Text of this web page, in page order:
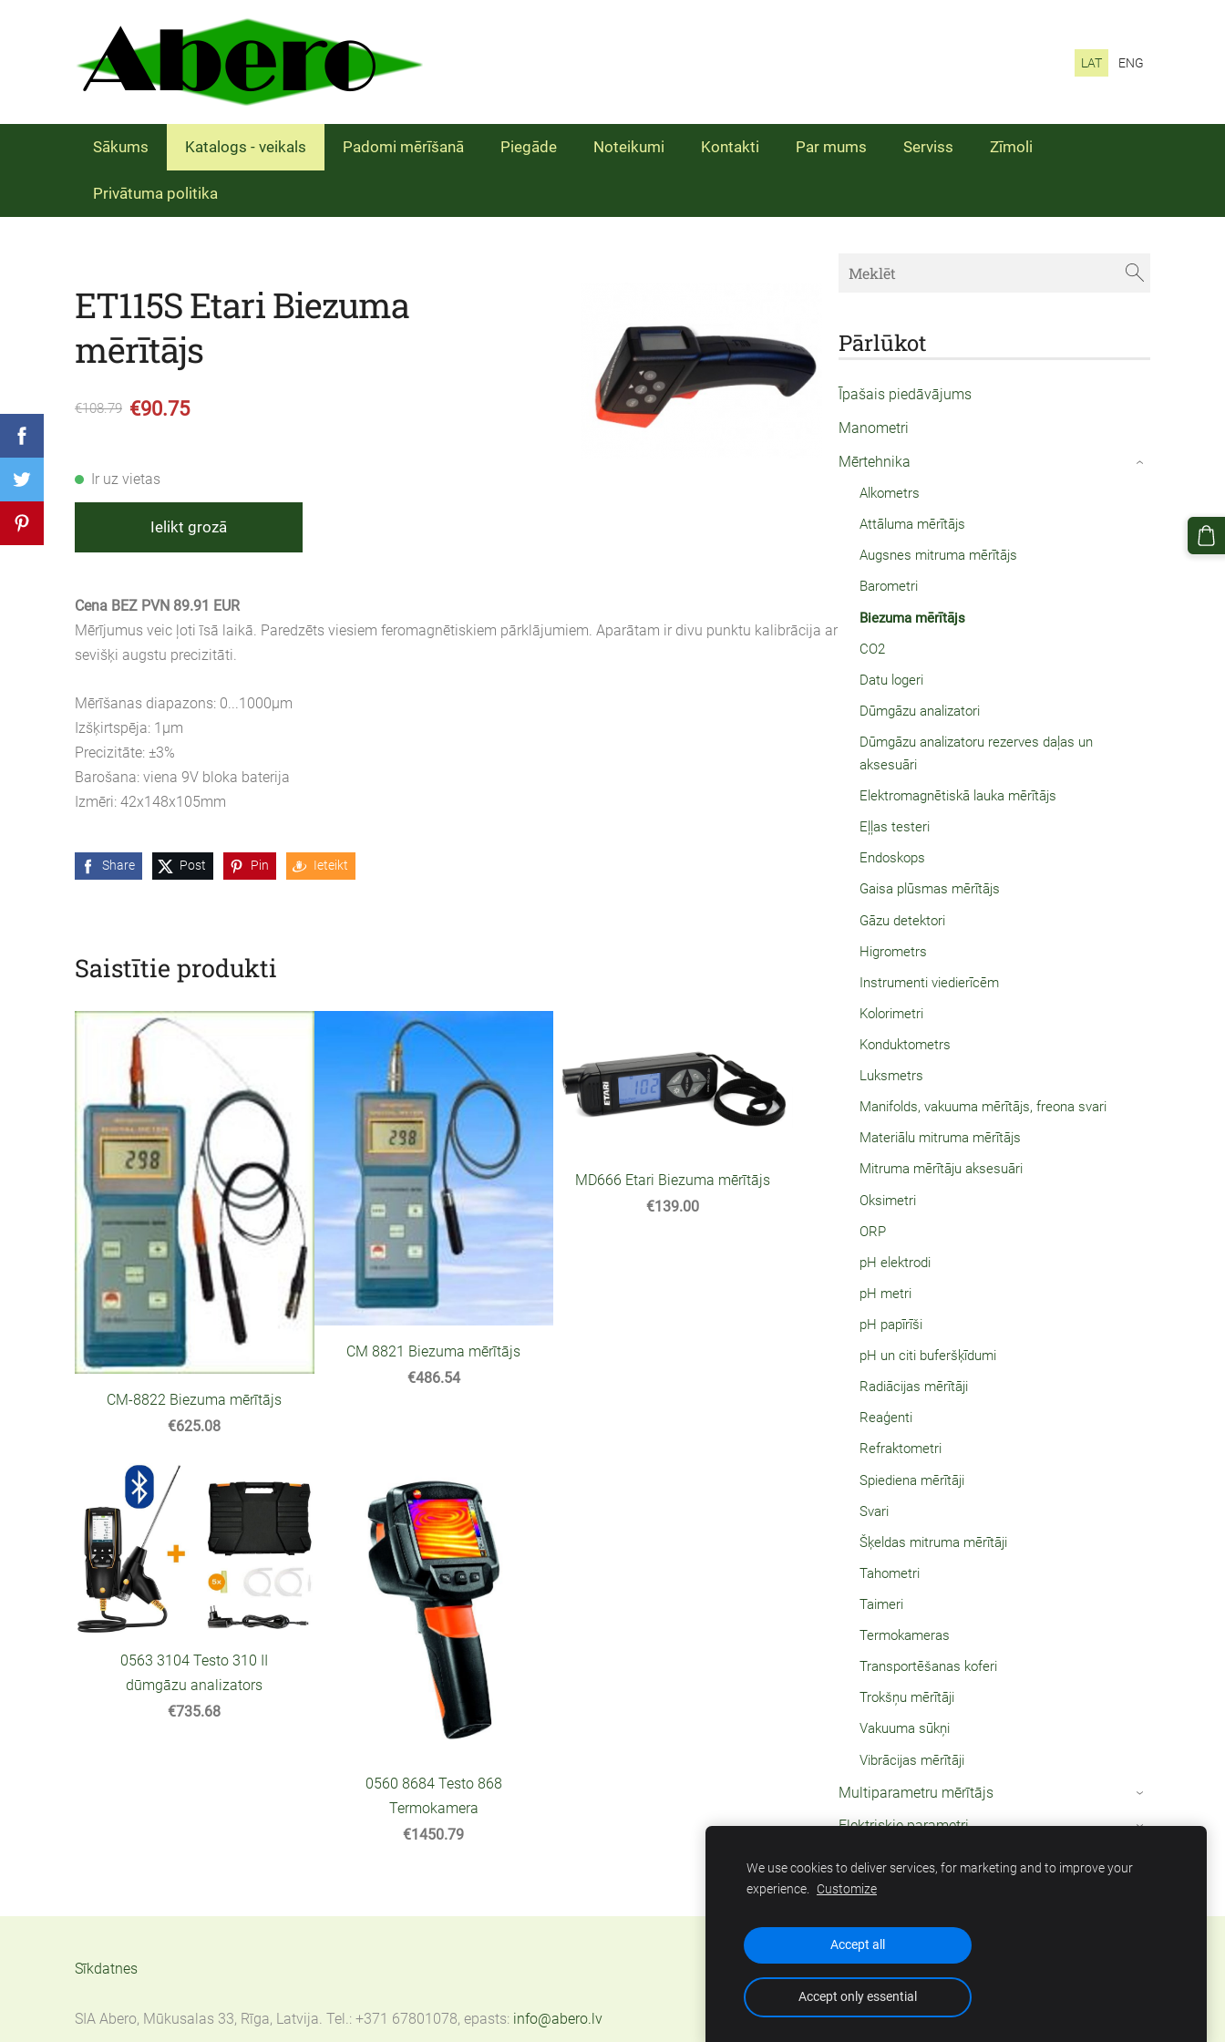
LAT ENG
Sākums Katalogs - veikals Padomi mērīšanā Piegāde Noteikumi Kontakti Par mums Serviss Zīmoli
Privātuma politika
Pārlūkot
Īpašais piedāvājums
Manometri
Mērtehnika
Alkometrs
Attāluma mērītājs
Augsnes mitruma mērītājs
Barometri
Biezuma mērītājs
CO2
Datu logeri
Dūmgāzu analizatori
Dūmgāzu analizatoru rezerves daļas un
aksesuāri
Elektromagnētiskā lauka mērītājs
Eļļas testeri
Endoskops
Gaisa plūsmas mērītājs
Gāzu detektori
Higrometrs
Instrumenti viedierīcēm
Kolorimetri
Konduktometrs
Luksmetrs
Manifolds, vakuuma mērītājs, freona svari
Materiālu mitruma mērītājs
Mitruma mērītāju aksesuāri
Oksimetri
ORP
pH elektrodi
pH metri
pH papīrīši
pH un citi buferšķīdumi
Radiācijas mērītāji
Reaģenti
Refraktometri
Spiediena mērītāji
Svari
Šķeldas mitruma mērītāji
Tahometri
Taimeri
Termokameras
Transportēšanas koferi
Trokšņu mērītāji
Vakuuma sūkņi
Vibrācijas mērītāji
›
Multiparametru mērītājs ›
Elektriskie parametri ›
Termometri
ET115S Etari Biezuma
mērītājs
€108.79 €90.75
Ir uz vietas
Ielikt grozā
Cena BEZ PVN 89.91 EUR
Mērījumus veic ļoti īsā laikā. Paredzēts viesiem feromagnētiskiem pārklājumiem. Aparātam ir divu punktu kalibrācija ar
sevišķi augstu precizitāti.
Mērīšanas diapazons: 0...1000μm
Izšķirtspēja: 1μm
Precizitāte: ±3%
Barošana: viena 9V bloka baterija
Izmēri: 42x148x105mm
Share Post Pin Ieteikt
Saistītie produkti
CM-8822 Biezuma mērītājs
€625.08
CM 8821 Biezuma mērītājs
€486.54
MD666 Etari Biezuma mērītājs
€139.00
0563 3104 Testo 310 II
dūmgāzu analizators
€735.68
0560 8684 Testo 868
Termokamera
€1450.79
Sīkdatnes
SIA Abero, Mūkusalas 33, Rīga, Latvija. Tel.: +371 67801078, epasts: info@abero.lv
We use cookies to deliver services, for marketing and to improve your
experience. Customize
Accept all
Accept only essential